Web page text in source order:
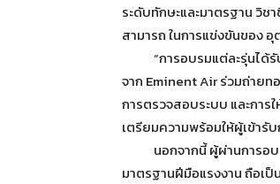
ระดับทักษะและมาตรฐาน วิ
สามารถ ในการแข่งขันของ
“การอบรมแต่ละรุ่นได้รั
จาก Eminent Air ร่วมถ่าย
การตรวจสอบระบบ และการ
เตรียมความพร้อมให้ผู้เข้ารั
นอกจากนี้ ผู้ผ่านการอบร
มาตรฐานฝีมือแรงงาน ถือเ